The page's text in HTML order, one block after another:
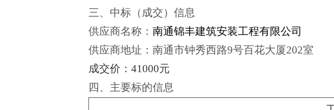
三、中标（成交）信息
供应商名称： 南通锦丰建筑安装工程有限公司
供应商地址： 南通市钟秀西路9号百花大厦202室
成交价 ： 41000元
四、主要标的信息